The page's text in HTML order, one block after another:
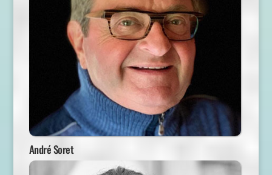
André Soret